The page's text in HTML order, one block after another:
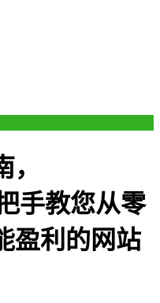
手教您从零
盈利的网站